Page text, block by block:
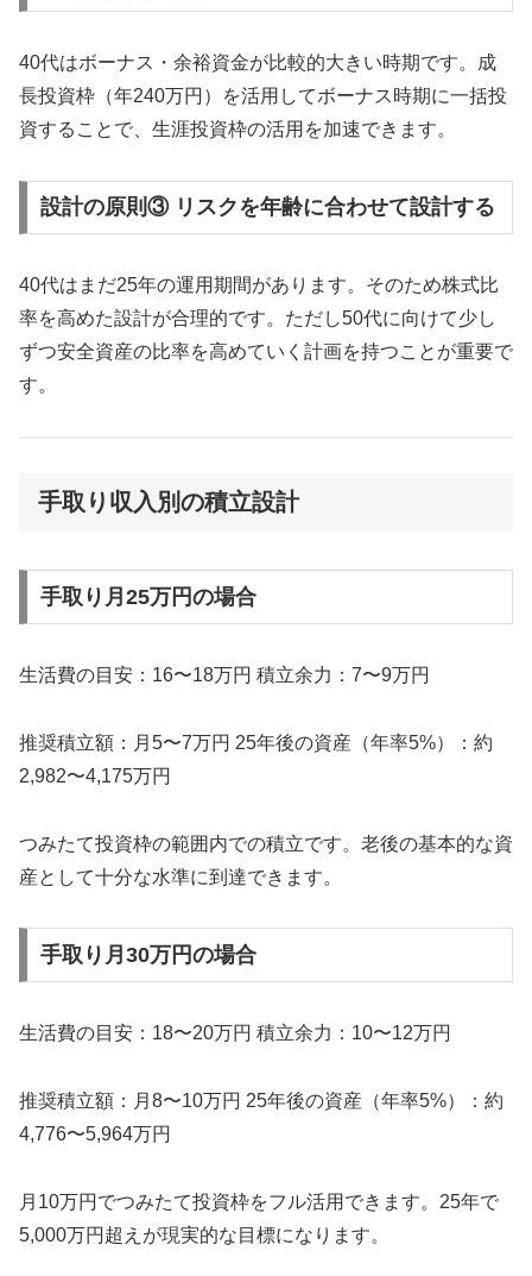
40代はボーナス・余裕資金が比較的大きい時期です。成
長投資枠（年240万円）を活用してボーナス時期に一括投
資することで、生涯投資枠の活用を加速できます。
設計の原則③ リスクを年齢に合わせて設計する
40代はまだ25年の運用期間があります。そのため株式比
率を高めた設計が合理的です。ただし50代に向けて少し
ずつ安全資産の比率を高めていく計画を持つことが重要で
す。
手取り収入別の積立設計
手取り月25万円の場合
生活費の目安：16〜18万円 積立余力：7〜9万円
推奨積立額：月5〜7万円 25年後の資産（年率5%）：約
2,982〜4,175万円
つみたて投資枠の範囲内での積立です。老後の基本的な資
産として十分な水準に到達できます。
手取り月30万円の場合
生活費の目安：18〜20万円 積立余力：10〜12万円
推奨積立額：月8〜10万円 25年後の資産（年率5%）：約
4,776〜5,964万円
月10万円でつみたて投資枠をフル活用できます。25年で
5,000万円超えが現実的な目標になります。